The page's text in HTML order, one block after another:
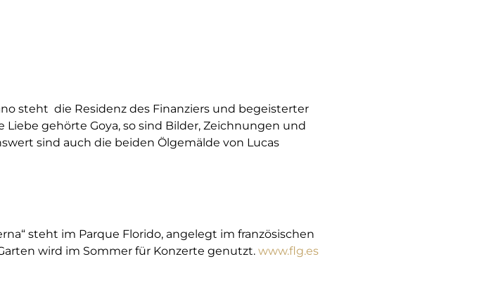
steht die Residenz des Finanziers und begeisterter
gehörte Goya, so sind Bilder, Zeichnungen und
sind auch die beiden Ölgemälde von Lucas
steht im Parque Florido, angelegt im französischen
wird im Sommer für Konzerte genutzt. www.flg.es